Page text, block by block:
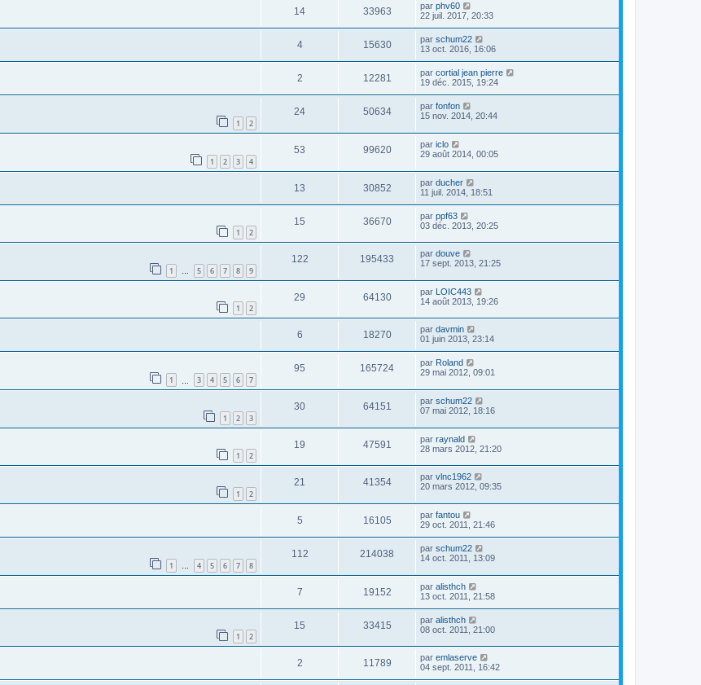
14 33963 par phv60
22 juil. 2017, 20:33
4 15630 par schum22
13 oct. 2016, 16:06
2 12281 par cortial jean pierre
19 déc. 2015, 19:24
1 2
24 50634 par fonfon
15 nov. 2014, 20:44
1 2 3 4
53 99620 par iclo
29 août 2014, 00:05
13 30852 par ducher
11 juil. 2014, 18:51
1 2
15 36670 par ppf63
03 déc. 2013, 20:25
1 … 5 6 7 8 9
122 195433 par douve
17 sept. 2013, 21:25
1 2
29 64130 par LOIC443
14 août 2013, 19:26
6 18270 par davmin
01 juin 2013, 23:14
1 3 4 5 6 7
95 165724 par Roland
29 mai 2012, 09:01
1 2 3
30 64151 par schum22
07 mai 2012, 18:16
1 2
19 47591 par raynald
28 mars 2012, 21:20
1 2
21 41354 par vlnc1962
20 mars 2012, 09:35
5 16105 par fantou
29 oct. 2011, 21:46
1 … 4 5 6 7 8
112 214038 par schum22
14 oct. 2011, 13:09
7 19152 par alisthch
13 oct. 2011, 21:58
1 2
15 33415 par alisthch
08 oct. 2011, 21:00
2 11789 par emlaserve
04 sept. 2011, 16:42